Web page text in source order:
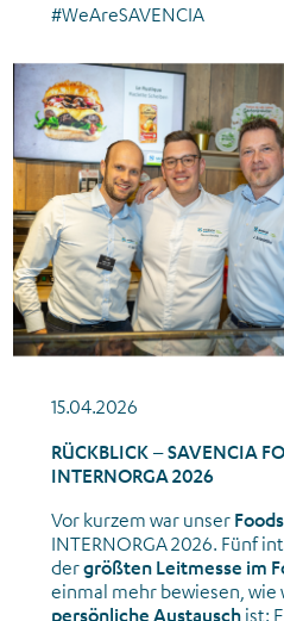
#WeAreSAVENCIA
News_Messe_Internorga Food
15.04.2026
RÜCKBLICK – SAVENCIA
INTERNORGA 2026
Vor kurzem war unser
INTERNORGA 2026. Fünf
dergrößten Leitmesse im
einmal mehr bewiesen,
persönliche Austausch ist: